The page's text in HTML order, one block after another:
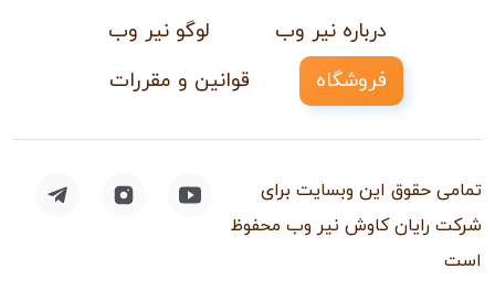
درباره نیر وب
لوگو نیر وب
فروشگاه
قوانین و مقررات
تمامی حقوق این وبسایت برای
شرکت رایان کاوش نیر وب محفوظ
است